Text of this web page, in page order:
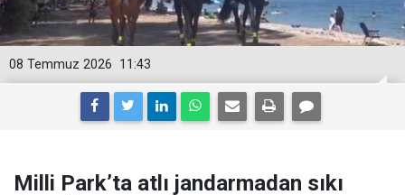
11:43
08 Temmuz 2026
Milli Park’ta atlı jandarmadan sıkı